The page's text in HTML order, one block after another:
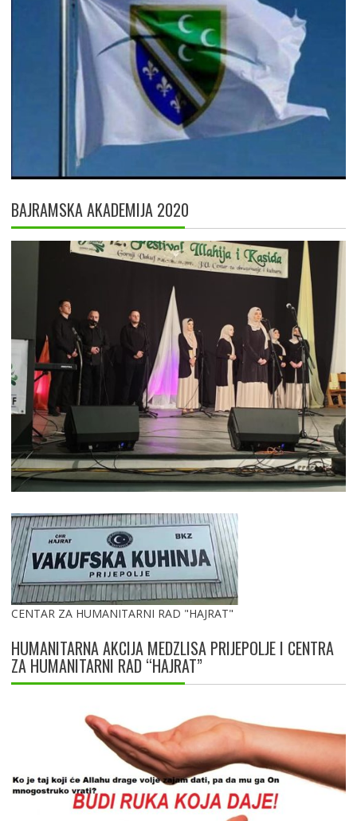
BAJRAMSKA AKADEMIJA 2020
CENTAR ZA HUMANITARNI RAD "HAJRAT"
HUMANITARNA AKCIJA MEDZLISA PRIJEPOLJE I CENTRA
ZA HUMANITARNI RAD “HAJRAT”